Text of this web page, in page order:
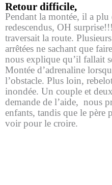
Retour difficile,
Pendant la montée, il a plu
redescendus, OH
traversait la route.
arrêtées ne sachant que
nous explique qu’il fallait
Montée d’adrenaline
l’obstacle. Plus loin,
inondée. Un couple et
demande de l’aide, nous
enfants, tandis que le
voir pour le croire.